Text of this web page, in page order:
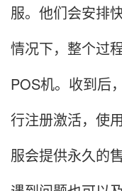
服。他们会安排
情况下，整个过
POS机。收到后
行注册激活，使
服会提供永久的